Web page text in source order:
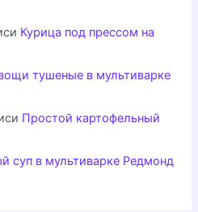
Курица под прессом на
тушеные в мультиварке
Простой картофельный
суп в мультиварке Редмонд